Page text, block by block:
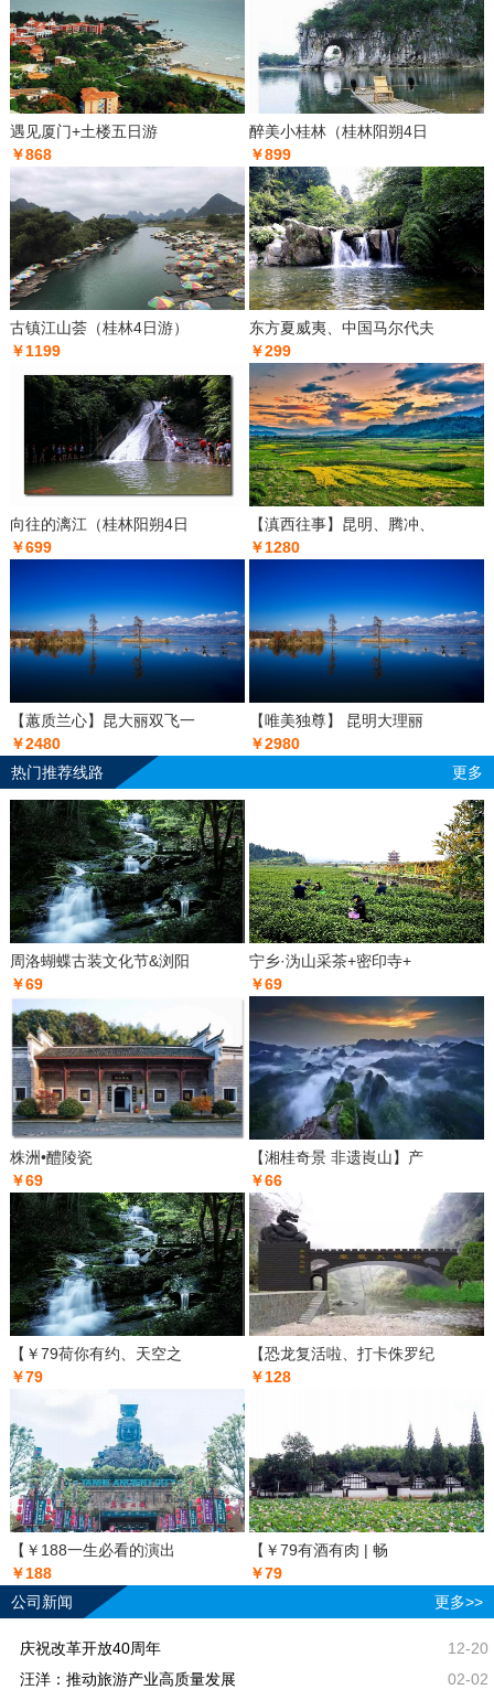
遇见厦门+土楼五日游
￥868
醉美小桂林（桂林阳朔4日
￥899
古镇江山荟（桂林4日游）
￥1199
东方夏威夷、中国马尔代夫
￥299
向往的漓江（桂林阳朔4日
￥699
【滇西往事】昆明、腾冲、
￥1280
【蕙质兰心】昆大丽双飞一
￥2480
【唯美独尊】 昆明大理丽
￥2980
热门推荐线路
更多
周洛蝴蝶古装文化节&浏阳
￥69
宁乡·沩山采茶+密印寺+
￥69
株洲•醴陵瓷
￥69
【湘桂奇景 非遗崀山】产
￥66
【￥79荷你有约、天空之
￥79
【恐龙复活啦、打卡侏罗纪
￥128
【￥188一生必看的演出
￥188
【￥79有酒有肉 | 畅
￥79
公司新闻
更多>>
庆祝改革开放40周年
12-20
汪洋：推动旅游产业高质量发展
02-02